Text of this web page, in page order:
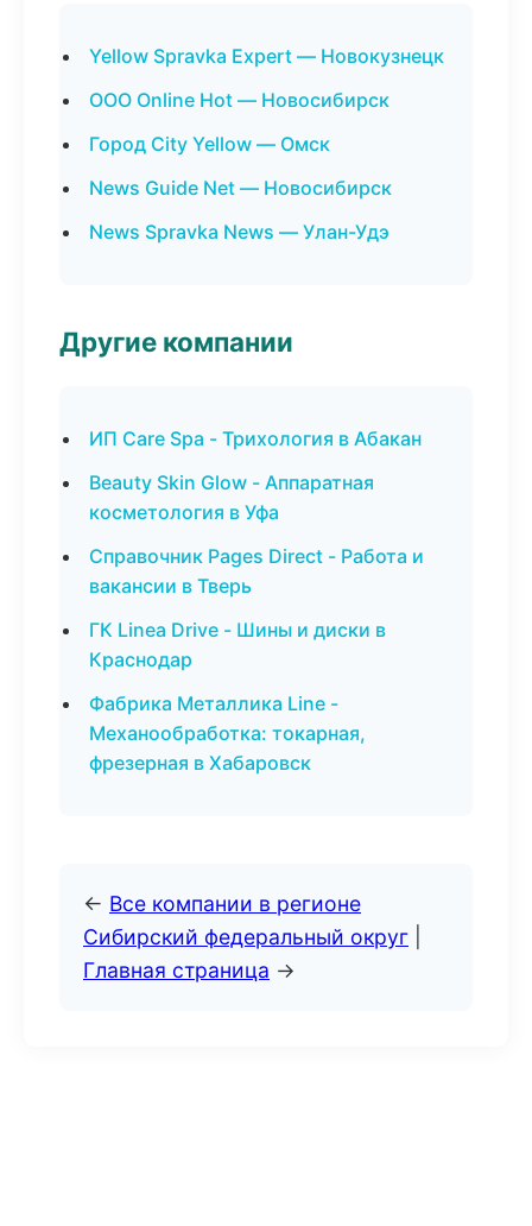
Yellow Spravka Expert — Новокузнецк
ООО Online Hot — Новосибирск
Город City Yellow — Омск
News Guide Net — Новосибирск
News Spravka News — Улан-Удэ
Другие компании
ИП Care Spa - Трихология в Абакан
Beauty Skin Glow - Аппаратная
косметология в Уфа
Справочник Pages Direct - Работа и
вакансии в Тверь
ГК Linea Drive - Шины и диски в
Краснодар
Фабрика Металлика Line -
Механообработка: токарная,
фрезерная в Хабаровск
← Все компании в регионе
Сибирский федеральный округ
Главная страница →